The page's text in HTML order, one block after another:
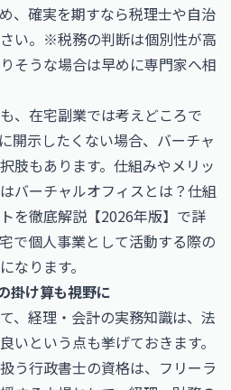
、確実を期すなら税理士や自治
い。※税務の判断は個別性が高
そうな場合は早めに専門家へ相
、在宅副業では考えどころで
開示したくない場合、バーチャ
肢もあります。仕組みやメリッ
バーチャルオフィスとは？仕組
を徹底解説【2026年版】 で詳
で個人事業として活動する際の
なります。
掛け算も視野に
、経理・会計の実務知識は、法
いという点も挙げておきます。
う行政書士の資格は、フリーラ